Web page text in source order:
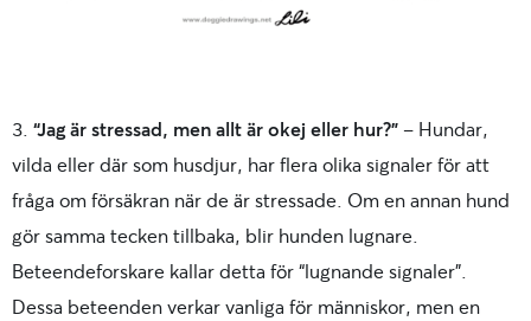
3. “Jag är stressad, men allt är okej eller hur?”– Hundar,
vilda eller där som husdjur, har flera olika signaler för att
fråga om försäkran när de är stressade. Om en annan hund
gör samma tecken tillbaka, blir hunden lugnare.
Beteendeforskare kallar detta för “lugnande signaler”.
Dessa beteenden verkar vanliga för människor, men en